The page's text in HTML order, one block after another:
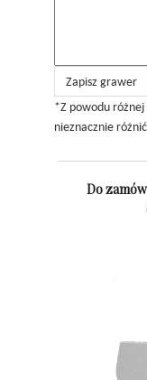
Zapisz grawer
*Z powodu
nieznacznie
Do